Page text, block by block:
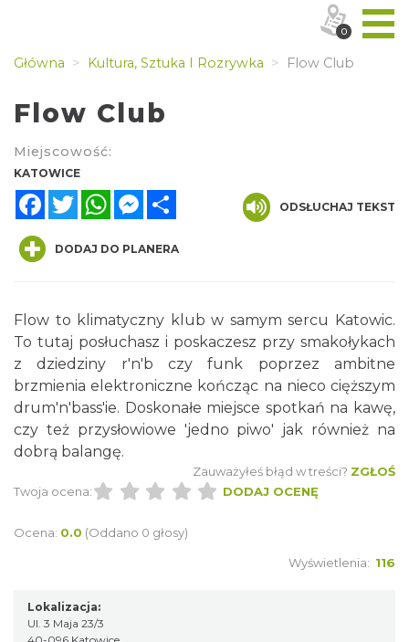
Główna Kultura, Sztuka I Rozrywka Flow Club
Flow Club
Miejscowość:
KATOWICE
FacebookTwitterWhatsAppMessenger
ODSŁUCHAJ TEKST
DODAJ DO PLANERA
Flow to klimatyczny klub w samym sercu Katowic.
To tutaj posłuchasz i poskaczesz przy smakołykach
z dziedziny r'n'b czy funk poprzez ambitne
brzmienia elektroniczne kończąc na nieco cięższym
drum'n'bass'ie. Doskonałe miejsce spotkań na kawę,
czy też przysłowiowe 'jedno piwo' jak również na
dobrą balangę.
Zauważyłeś błąd w treści? ZGŁOŚ
Twoja ocena:
DODAJ OCENĘ
Ocena: 0.0 (Oddano 0 głosy)
Wyświetlenia: 116
Lokalizacja:
Ul. 3 Maja 23/3
0